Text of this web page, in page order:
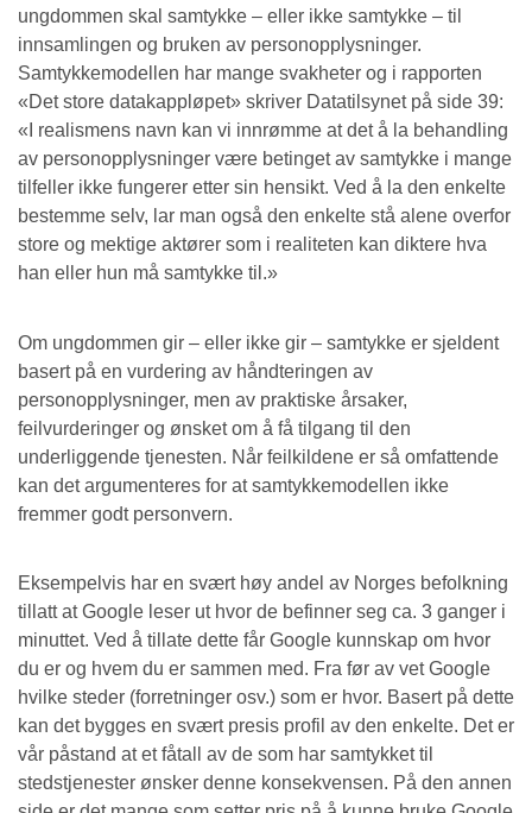
ungdommen skal samtykke – eller ikke samtykke – til
innsamlingen og bruken av personopplysninger.
Samtykkemodellen har mange svakheter og i rapporten
«Det store datakappløpet» skriver Datatilsynet på side 39:
«I realismens navn kan vi innrømme at det å la behandling
av personopplysninger være betinget av samtykke i mange
tilfeller ikke fungerer etter sin hensikt. Ved å la den enkelte
bestemme selv, lar man også den enkelte stå alene overfor
store og mektige aktører som i realiteten kan diktere hva
han eller hun må samtykke til.»
Om ungdommen gir – eller ikke gir – samtykke er sjeldent
basert på en vurdering av håndteringen av
personopplysninger, men av praktiske årsaker,
feilvurderinger og ønsket om å få tilgang til den
underliggende tjenesten. Når feilkildene er så omfattende
kan det argumenteres for at samtykkemodellen ikke
fremmer godt personvern.
Eksempelvis har en svært høy andel av Norges befolkning
tillatt at Google leser ut hvor de befinner seg ca. 3 ganger i
minuttet. Ved å tillate dette får Google kunnskap om hvor
du er og hvem du er sammen med. Fra før av vet Google
hvilke steder (forretninger osv.) som er hvor. Basert på dette
kan det bygges en svært presis profil av den enkelte. Det er
vår påstand at et fåtall av de som har samtykket til
stedstjenester ønsker denne konsekvensen. På den annen